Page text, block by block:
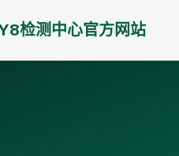
检测中心官方网站